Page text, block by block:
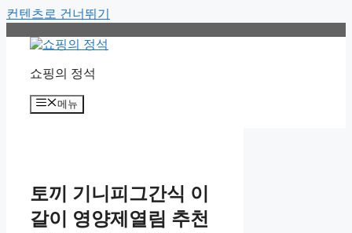
컨텐츠로 건너뛰기
쇼핑의 정석
메뉴
토끼 기니피그간식 이
갈이 영양제열림 추천